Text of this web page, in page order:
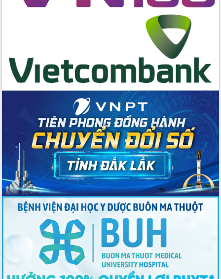
Việt Nam
du khách thông qua Hệ thống cơ sở dữ
liệu và Bản đồ số
trong thương mại điện tử năm 2026
Đoàn đại biểu Quốc hội tỉnh Đắk Lắk
trao đổi thông tin trước Kỳ họp thứ
nhất, Quốc hội khóa XVI
Quyết liệt cải cách hành chính, khơi
thông nguồn lực phát triển
Nâng cao hiệu lực, hiệu quả HĐND
tỉnh thông qua hiện đại hóa hành chính
Xã Ea Phê gắn cải cách hành chính với
chuyển đổi số
Phó Chủ tịch Thường trực UBND tỉnh
Hồ Thị Nguyên Thảo làm việc tại Trung
tâm Phục vụ hành chính công xã Ea
Phê
Xây dựng nền hành chính số đồng
hành cùng nông dân dân, doanh nghiệp
Giai đoạn 2026-2030, Đắk Lắk phấn